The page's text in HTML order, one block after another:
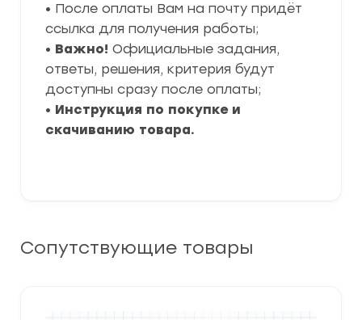
• После оплаты Вам на почту придёт
ссылка для получения работы;
• Важно! Официальные задания,
ответы, решения, критерия будут
доступны сразу после оплаты;
• Инструкция по покупке и
скачиванию товара.
Сопутствующие товары